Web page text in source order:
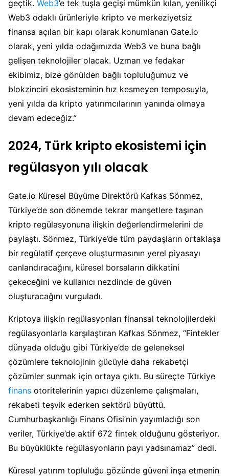
geçtik. Web3’e tek tuşla geçişi mümkün kılan, yenilikçi
Web3 odaklı ürünleriyle kripto ve merkeziyetsiz
finansa açılan bir kapı olarak konumlanan Gate.io
olarak, yeni yılda odağımızda Web3 ve buna bağlı
gelişen teknolojiler olacak. Uzman ve fedakar
ekibimiz, bize gönülden bağlı topluluğumuz ve
blokzinciri ekosisteminin hız kesmeyen temposuyla,
yeni yılda da kripto yatırımcılarının yanında olmaya
devam edeceğiz.”
2024, Türk kripto ekosistemi için
regülasyon yılı olacak
Gate.io Küresel Büyüme Direktörü Kafkas Sönmez,
Türkiye’de son dönemde tekrar manşetlere taşınan
kripto regülasyonuna ilişkin değerlendirmelerini de
paylaştı. Sönmez, Türkiye’de tüm paydaşların ortaklaşa
bir regülatif çerçeve oluşturmasının yerel piyasayı
canlandıracağını, küresel borsaların dikkatini
çekeceğini ve kullanıcı nezdinde de güven
oluşturacağını vurguladı.
Kriptoya ilişkin regülasyonları finansal teknolojilerdeki
regülasyonlarla karşılaştıran Kafkas Sönmez, “Fintekler
dünyada olduğu gibi Türkiye’de de geleneksel
çözümlere teknolojinin gücüyle daha rekabetçi
çözümler sunmak için ortaya çıktı. Bu süreçte Türkiye
finans otoritelerinin yapıcı düzenleme çalışmaları,
rekabeti teşvik ederken sektörü büyüttü.
Cumhurbaşkanlığı Finans Ofisi’nin yayımladığı son
veriler, Türkiye’de aktif 672 fintek olduğunu gösteriyor.
Bu büyüklükte regülasyonların payı yadsınamaz” dedi.
Küresel yatırım topluluğu gözünde güveni inşa etmenin